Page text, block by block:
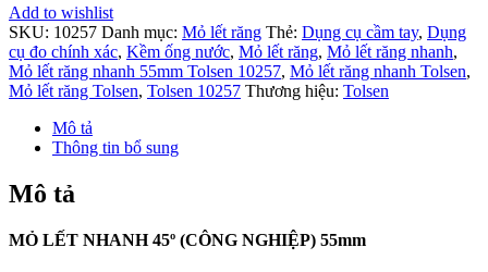
Add to wishlist
SKU: 10257 Danh mục: Mỏ lết răng Thẻ: Dụng cụ cầm tay, Dụng
cụ đo chính xác, Kềm ống nước, Mỏ lết răng, Mỏ lết răng nhanh,
Mỏ lết răng nhanh 55mm Tolsen 10257, Mỏ lết răng nhanh Tolsen,
Mỏ lết răng Tolsen, Tolsen 10257 Thương hiệu: Tolsen
Mô tả
Thông tin bổ sung
Mô tả
MỎ LẾT NHANH 45º (CÔNG NGHIỆP) 55mm